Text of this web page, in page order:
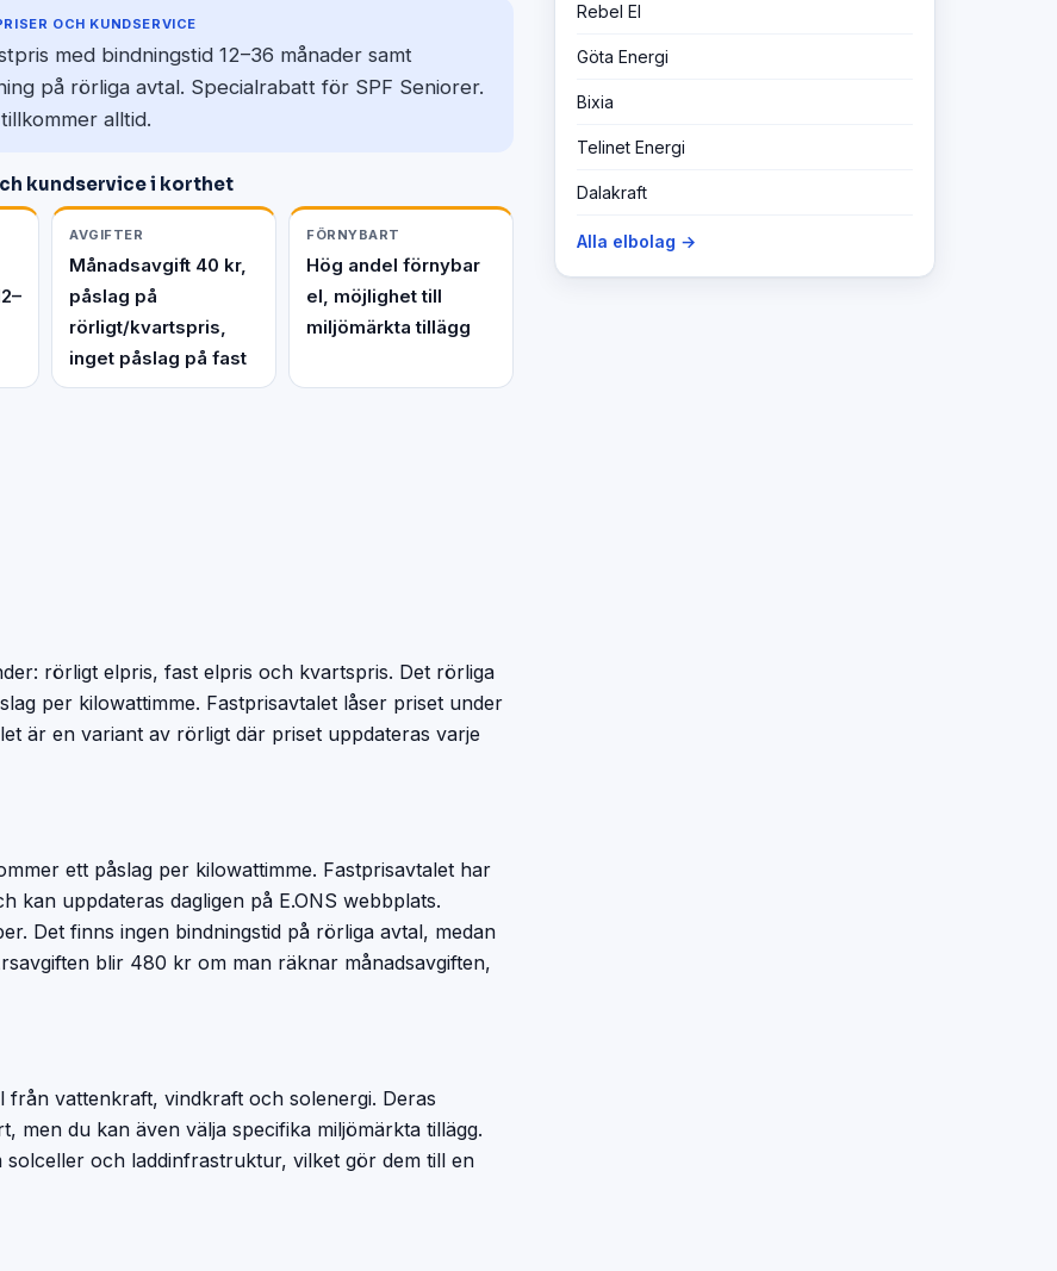
OCH KUNDSERVICE
med bindningstid 12–36 månader samt
på rörliga avtal. Specialrabatt för SPF Seniorer.
alltid.
kundservice i korthet
AVGIFTER
Månadsavgift 40 kr,
påslag på
rörligt/kvartspris,
inget påslag på fast
FÖRNYBART
Hög andel förnybar
el, möjlighet till
miljömärkta tillägg
rörligt elpris, fast elpris och kvartspris. Det rörliga
per kilowattimme. Fastprisavtalet låser priset under
är en variant av rörligt där priset uppdateras varje
ett påslag per kilowattimme. Fastprisavtalet har
kan uppdateras dagligen på E.ONS webbplats.
Det finns ingen bindningstid på rörliga avtal, medan
blir 480 kr om man räknar månadsavgiften,
vattenkraft, vindkraft och solenergi. Deras
men du kan även välja specifika miljömärkta tillägg.
och laddinfrastruktur, vilket gör dem till en
Rebel El
Göta Energi
Bixia
Telinet Energi
Dalakraft
Alla elbolag →